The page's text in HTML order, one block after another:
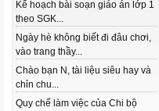
Kế hoạch bài soạn giáo án lớp 1
theo SGK...
Ngày hè không biết đi đâu chơi,
vào trang thầy...
Chào bạn N, tài liệu siêu hay và
chỉn chu...
Quy chế làm việc của Chi bộ